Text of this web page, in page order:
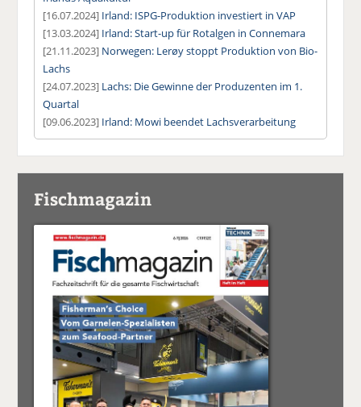
[16.07.2024] Irland: ISPG-Produktion investiert in VAP
[13.03.2024] Irland: Start-up für Rotalgen in Connemara
[21.11.2023] Norwegen: Lerøy stoppt Produktion von Bio-
Lachs
[24.07.2023] Lachs: Die Gewinne der Produzenten im 1.
Quartal
[09.06.2023] Irland: Mowi beendet Lachsverarbeitung
Fischmagazin